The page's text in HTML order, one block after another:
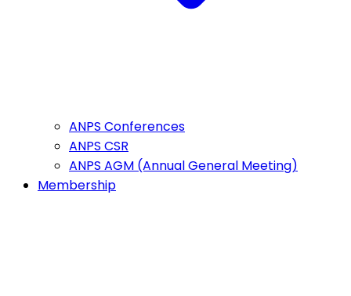
ANPS Conferences
ANPS CSR
ANPS AGM (Annual General Meeting)
Membership